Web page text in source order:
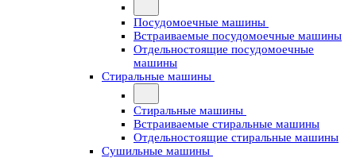
Посудомоечные машины
Встраиваемые посудомоечные машины
Отдельностоящие посудомоечные
машины
Стиральные машины
Стиральные машины
Встраиваемые стиральные машины
Отдельностоящие стиральные машины
Сушильные машины